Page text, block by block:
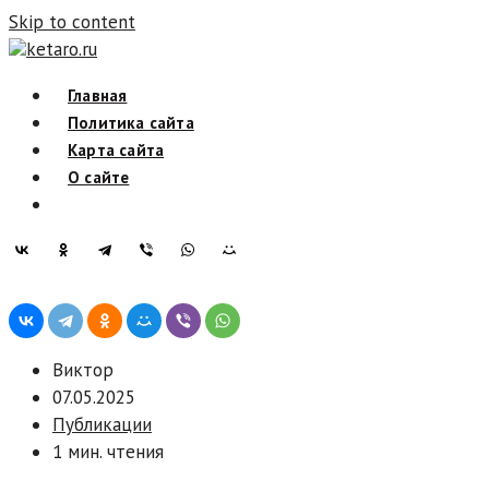
Skip to content
ketaro.ru
Главная
Политика сайта
Карта сайта
О сайте
Виктор
07.05.2025
Публикации
1 мин. чтения